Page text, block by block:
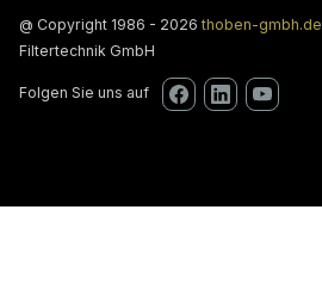
@ Copyright 1986 - 2026thoben-gmbh.de
Filtertechnik GmbH
Folgen Sie uns auf